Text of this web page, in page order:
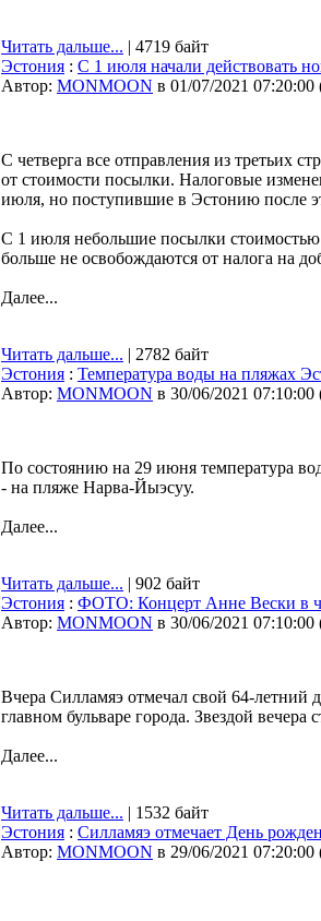
Читать дальше... | 4719 байт
Эстония : С 1 июля начали действовать
Автор: MONMOON в 01/07/2021 07:20:00
С четверга все отправления из третьих
от стоимости посылки. Налоговые
июля, но поступившие в Эстонию после
С 1 июля небольшие посылки стоимостью
больше не освобождаются от налога на
Далее...
Читать дальше... | 2782 байт
Эстония : Температура воды на пляжах
Автор: MONMOON в 30/06/2021 07:10:00
По состоянию на 29 июня температура
- на пляже Нарва-Йыэсуу.
Далее...
Читать дальше... | 902 байт
Эстония : ФОТО: Концерт Анне Вески в
Автор: MONMOON в 30/06/2021 07:10:00
Вчера Силламяэ отмечал свой 64-летний
главном бульваре города. Звездой вечера
Далее...
Читать дальше... | 1532 байт
Эстония : Силламяэ отмечает День
Автор: MONMOON в 29/06/2021 07:20:00